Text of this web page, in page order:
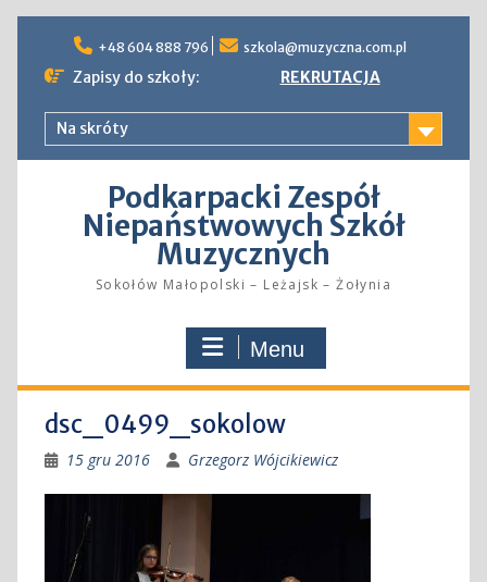
content
+48 604 888 796 szkola@muzyczna.com.pl
Zapisy do szkoły: REKRUTACJA
Na skróty
Podkarpacki Zespół
Niepaństwowych Szkół
Muzycznych
Sokołów Małopolski – Leżajsk – Żołynia
Menu
dsc_0499_sokolow
15 gru 2016 Grzegorz Wójcikiewicz